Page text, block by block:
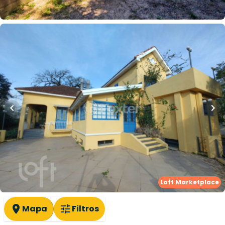
Mapa Filtros
Whatsapp
Cód.244021
Loft Marketplace
banheiro•15vagas
Casa em Condomínio
Rua Doutor Vergara,Belém Velho,Porto Alegre
Whatsapp
Cód.